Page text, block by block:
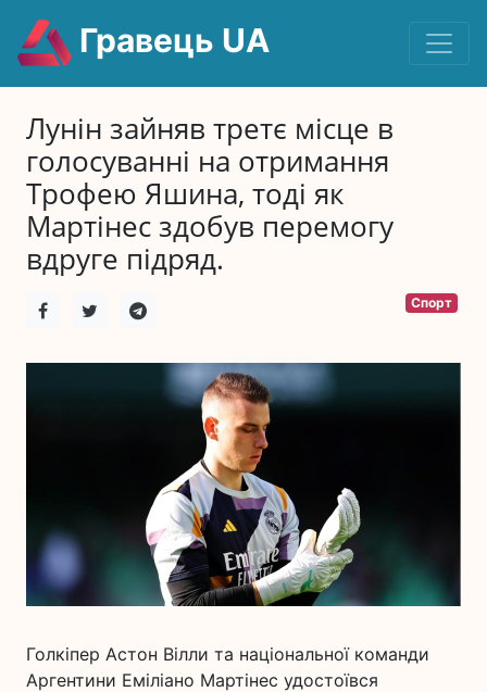
Гравець UA
Лунін зайняв третє місце в
голосуванні на отримання
Трофею Яшина, тоді як
Мартінес здобув перемогу
вдруге підряд.
Спорт
Голкіпер Астон Вілли та національної команди
Аргентини Еміліано Мартінес удостоївся